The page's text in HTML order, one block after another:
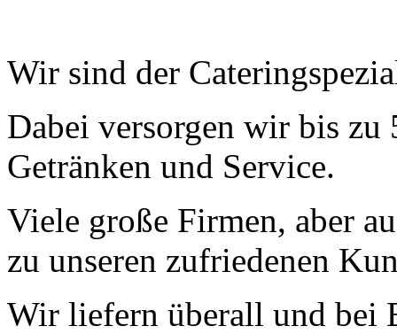
Wir sind der
Dabei versorgen wir bis zu
Getränken und Service.
Viele große Firmen, aber
zu unseren zufriedenen
Wir liefern überall und bei